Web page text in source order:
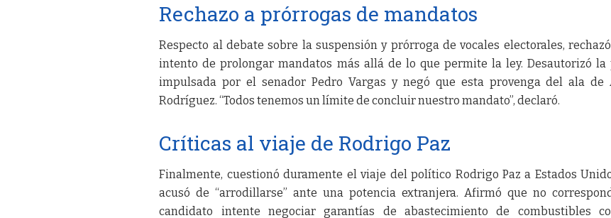
Rechazo a prórrogas de mandatos
Respecto al debate sobre la suspensión y prórroga de vocales electorales,
intento de prolongar mandatos más allá de lo que permite la ley. Desautorizó la
impulsada por el senador Pedro Vargas y negó que esta provenga del ala de
Rodríguez. “Todos tenemos un límite de concluir nuestro mandato”, declaró.
Críticas al viaje de Rodrigo Paz
Finalmente, cuestionó duramente el viaje del político Rodrigo Paz a Estados
acusó de “arrodillarse” ante una potencia extranjera. Afirmó que no
candidato intente negociar garantías de abastecimiento de combustibles